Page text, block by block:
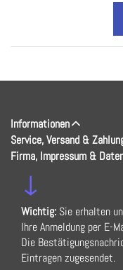
Informationen
Service, Versand &
Firma, Impressum &
↓
Wichtig: Sie erhalten
Ihre Anmeldung per E-
Die
Eintragen zugesendet.